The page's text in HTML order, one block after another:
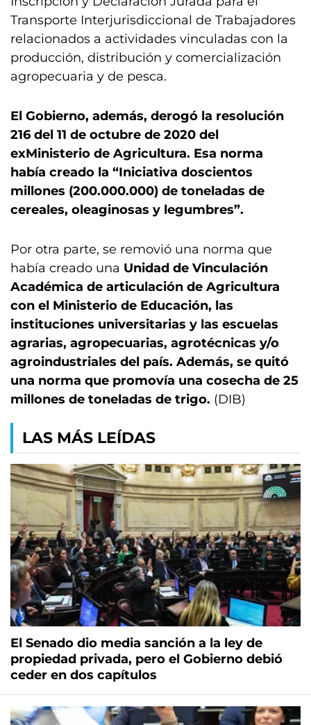
Transporte Interjurisdiccional de Trabajadores
relacionados a actividades vinculadas con la
producción, distribución y comercialización
agropecuaria y de pesca.
El Gobierno, además, derogó la resolución
216 del 11 de octubre de 2020 del
exMinisterio de Agricultura. Esa norma
había creado la “Iniciativa doscientos
millones (200.000.000) de toneladas de
cereales, oleaginosas y legumbres”.
Por otra parte, se removió una norma que
había creado una Unidad de Vinculación
Académica de articulación de Agricultura
con el Ministerio de Educación, las
instituciones universitarias y las escuelas
agrarias, agropecuarias, agrotécnicas y/o
agroindustriales del país. Además, se quitó
una norma que promovía una cosecha de 25
millones de toneladas de trigo. (DIB)
LAS MÁS LEÍDAS
El Senado dio media sanción a la ley de
propiedad privada, pero el Gobierno debió
ceder en dos capítulos